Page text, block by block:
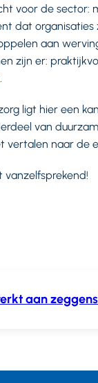
voor de sector:
dat
aan
zijn er:
ligt hier een
van
vertalen naar de
vanzelfsprekend!
aan